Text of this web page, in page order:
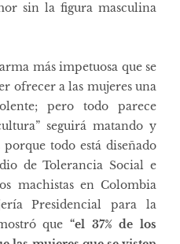
sin la figura masculina
más impetuosa que se
ofrecer a las mujeres una
pero todo parece
seguirá matando y
todo está diseñado
de Tolerancia Social e
machistas en Colombia
Presidencial para la
que “el 37% de los